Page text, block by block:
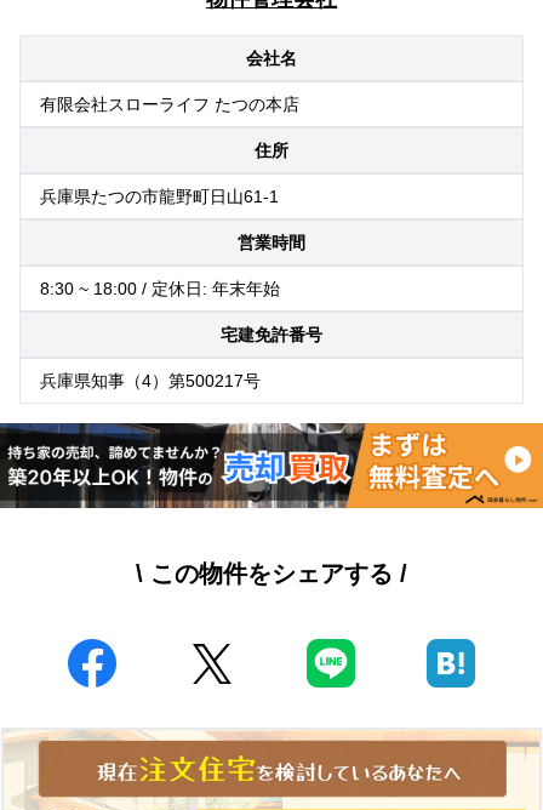
会社名
有限会社スローライフ たつの本店
住所
兵庫県たつの市龍野町日山61-1
営業時間
8:30 ~ 18:00 / 定休日: 年末年始
宅建免許番号
兵庫県知事（4）第500217号
\ この物件をシェアする /